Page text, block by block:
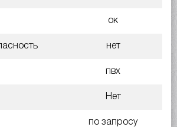
ок
нет
пвх
Нет
по запросу